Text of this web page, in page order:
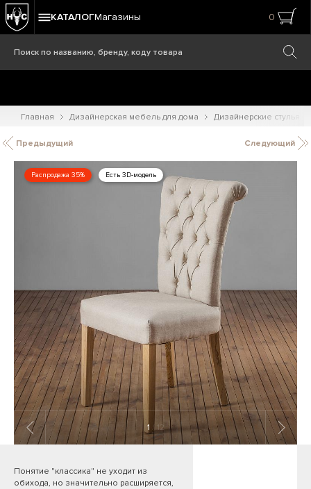
КАТАЛОГМагазины 0
Главная Дизайнерская мебель для дома Дизайнерские стулья
Предыдущий Следующий
Распродажа 35% Есть 3D-модель
1 / 12
Понятие "классика" не уходит из
обихода, но значительно расширяется,